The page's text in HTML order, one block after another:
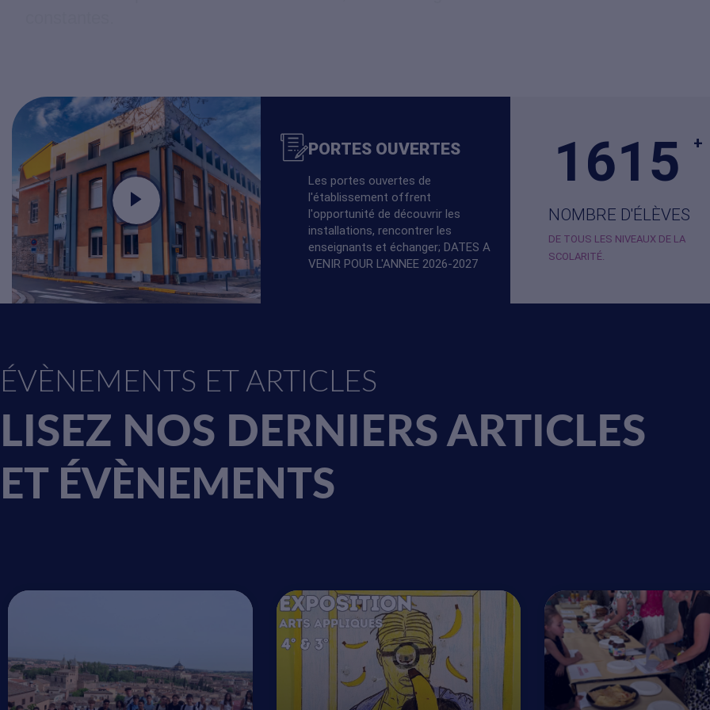
PORTES OUVERTES
Les portes ouvertes de
l'établissement offrent
l'opportunité de découvrir les
installations, rencontrer les
enseignants et échanger; DATES A
VENIR POUR L'ANNEE 2026-2027
1615 +
NOMBRE D'ÉLÈVES
DE TOUS LES NIVEAUX DE LA
SCOLARITÉ.
ÉVÈNEMENTS ET ARTICLES
LISEZ NOS DERNIERS ARTICLES
ET ÉVÈNEMENTS
Hébergement
HÉBERGEUR OVH SAS (OVHcloud)
2 rue Kellermann — 59100 Roubaix — France
Conception & réalisation
PRESTATAIRE SAS-U DIAGRAMME
CONTACT
Propriété intellectuelle
Les contenus éditoriauxdu site (textes, actualités, documents, logos, photographies et
établissements) sont la propriété de le Groupe scolaire Tezenas du Montcel ou de ses
sauf mention contraire.
conception graphique, la structure et les développements techniquesdu site